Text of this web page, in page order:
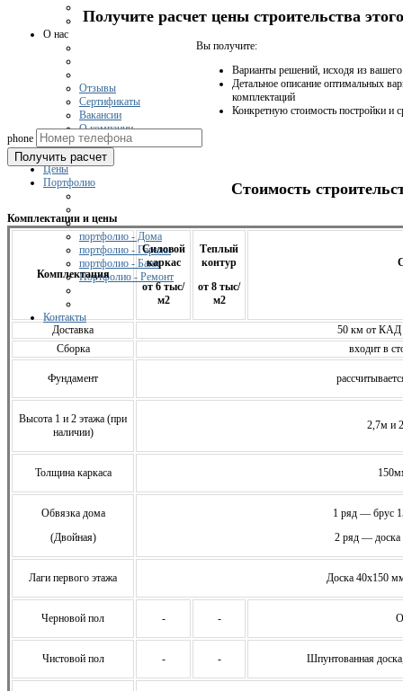
О нас
Отзывы
Сертификаты
Вакансии
О компании
Цены
Портфолио
портфолио - Дома
портфолио - Гаражи
портфолио - Бани
Портфолио - Ремонт
Контакты
Получите расчет цены строительства
Вы получите:
Варианты решений, исходя из
Детальное описание оптимальных
комплектаций
Конкретную стоимость постройки и
phone
Получить расчет
Стоимость
Комплектации и цены
Комплектация
Силовой
каркас
от 6 тыс/
м2
Теплый
контур
от 8 тыс/
м2
Доставка
50 км от КАД
Сборка
входит в
Фундамент
Высота 1 и 2 этажа (при
наличии)
2,7м и
Толщина каркаса
Обвязка дома
(Двойная)
1 ряд — брус
2 ряд —
Лаги первого этажа Доска 40х150
Черновой пол - -
Чистовой пол - - Шпунтованная